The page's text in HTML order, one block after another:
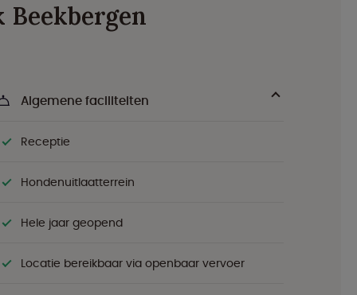
Algemene faciliteiten
Receptie
Hondenuitlaatterrein
Hele jaar geopend
Locatie bereikbaar via openbaar vervoer